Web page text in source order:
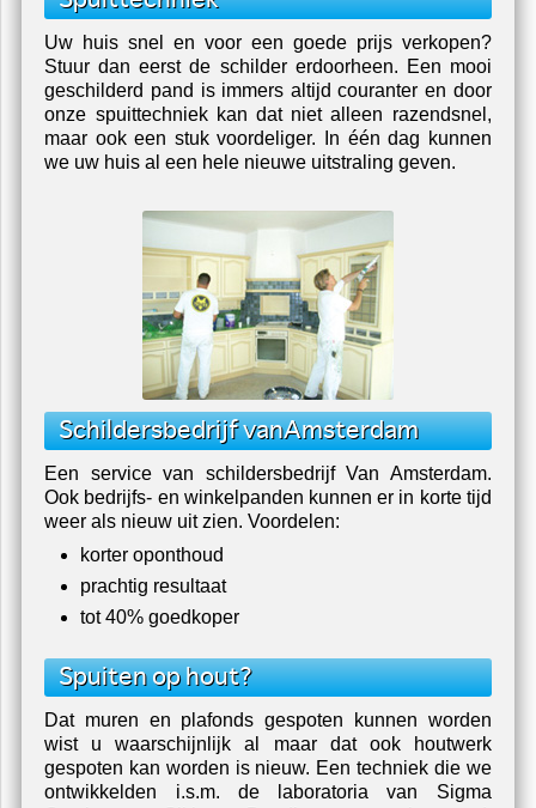
Spuittechniek
Uw huis snel en voor een goede prijs verkopen?
Stuur dan eerst de schilder erdoorheen. Een mooi
geschilderd pand is immers altijd couranter en door
onze spuittechniek kan dat niet alleen razendsnel,
maar ook een stuk voordeliger. In één dag kunnen
we uw huis al een hele nieuwe uitstraling geven.
Een service van schildersbedrijf Van Amsterdam.
weer als nieuw uit zien. Voordelen:
korter oponthoud
prachtig resultaat